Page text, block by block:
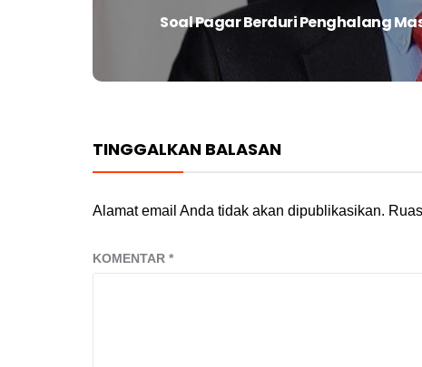
Next
post:
Soal Pagar Berduri Penghalang
TINGGALKAN BALASAN
Alamat email Anda tidak akan dipublikasikan.
KOMENTAR *